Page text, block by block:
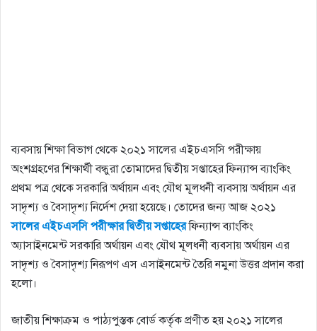
ব্যবসায় শিক্ষা বিভাগ থেকে ২০২১ সালের এইচএসসি পরীক্ষায়
অংশগ্রহণের শিক্ষার্থী বন্ধুরা তোমাদের দ্বিতীয় সপ্তাহের ফিন্যান্স ব্যাংকিং
প্রথম পত্র থেকে সরকারি অর্থায়ন এবং যৌথ মূলধনী ব্যবসায় অর্থায়ন এর
সাদৃশ্য ও বৈসাদৃশ্য নির্দেশ দেয়া হয়েছে। তোদের জন্য আজ ২০২১
সালের এইচএসসি পরীক্ষার দ্বিতীয় সপ্তাহেরফিন্যান্স ব্যাংকিং
অ্যাসাইনমেন্ট সরকারি অর্থায়ন এবং যৌথ মূলধনী ব্যবসায় অর্থায়ন এর
সাদৃশ্য ও বৈসাদৃশ্য নিরূপণ এস এসাইনমেন্ট তৈরি নমুনা উত্তর প্রদান করা
হলো।
জাতীয় শিক্ষাক্রম ও পাঠ্যপুস্তক বোর্ড কর্তৃক প্রণীত হয় ২০২১ সালের